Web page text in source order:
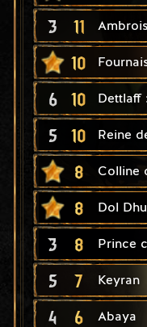
3 11
10
6 10 Dettlaff
5 10 Reine
8 Colline
8 Dol
3 8 Prince
5 7 Keyran
4 6 Abaya